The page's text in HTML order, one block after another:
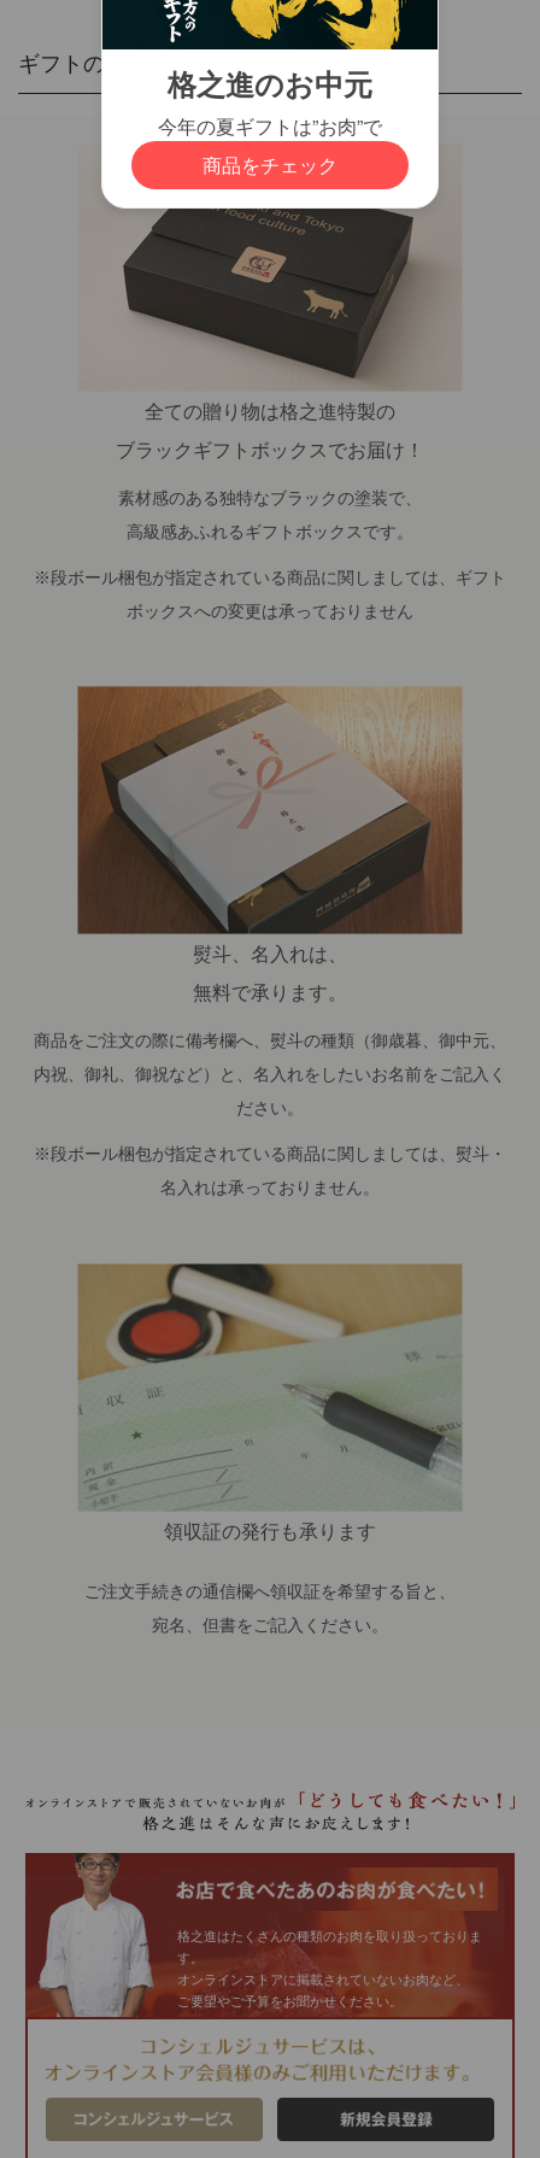
ギフトの対応について
全ての贈り物は格之進特製の
ブラックギフトボックスでお届け！
素材感のある独特なブラックの塗装で、
高級感あふれるギフトボックスです。
※段ボール梱包が指定されている商品に関しましては、ギフト
ボックスへの変更は承っておりません
熨斗、名入れは、
無料で承ります。
商品をご注文の際に備考欄へ、熨斗の種類（御歳暮、御中元、
内祝、御礼、御祝など）と、名入れをしたいお名前をご記入く
ださい。
※段ボール梱包が指定されている商品に関しましては、熨斗・
名入れは承っておりません。
領収証の発行も承ります
ご注文手続きの通信欄へ領収証を希望する旨と、
宛名、但書をご記入ください。
格之進はたくさんの種類のお肉を取り扱っておりま
す。
オンラインストアに掲載されていないお肉など、
ご要望やご予算をお聞かせください。